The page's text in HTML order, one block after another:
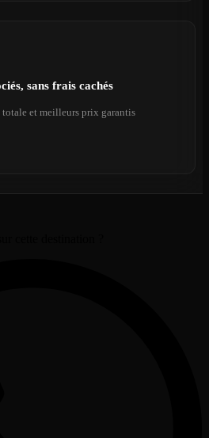
sans frais cachés
totale et meilleurs prix garantis